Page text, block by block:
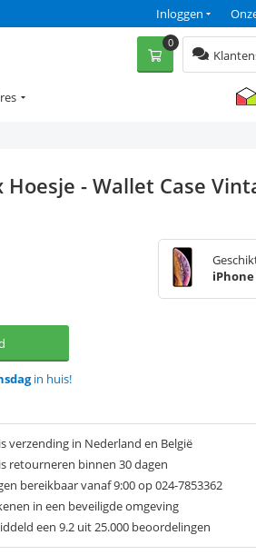
Inloggen
0
Hoesje - Wallet Case
in huis!
verzending in Nederland en België
retourneren binnen 30 dagen
bereikbaar vanaf 9:00 op 024-7853362
in een beveiligde omgeving
een 9.2 uit 25.000 beoordelingen